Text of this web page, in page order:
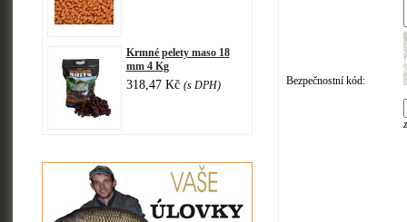
Krmné pelety maso 18
mm 4 Kg
318,47 Kč (s DPH) Bezpečnostní kód: